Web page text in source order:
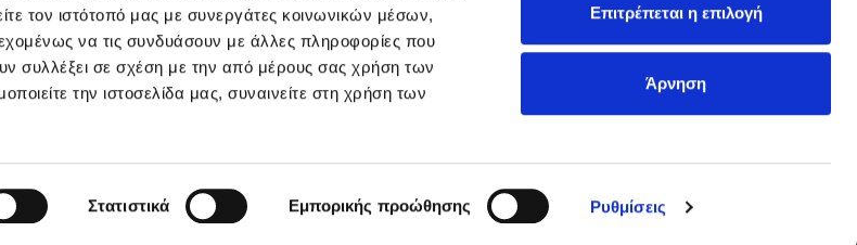
τον ιστότοπό μας με συνεργάτες κοινωνικών μέσων,
να τις συνδυάσουν με άλλες πληροφορίες που
συλλέξει σε σχέση με την από μέρους σας χρήση των
την ιστοσελίδα μας, συναινείτε στη χρήση των
Στατιστικά Εμπορικής προώθησης Ρυθμίσεις
Επιτρέπεται η επιλογή
Άρνηση
Created by Powered by